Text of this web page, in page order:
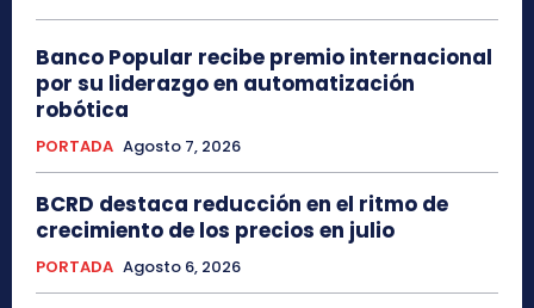
Banco Popular recibe premio internacional
por su liderazgo en automatización
robótica
PORTADA Agosto 7, 2026
BCRD destaca reducción en el ritmo de
crecimiento de los precios en julio
PORTADA Agosto 6, 2026